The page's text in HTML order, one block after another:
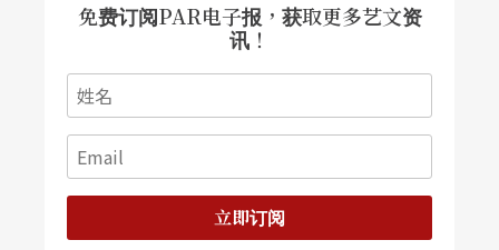
动。「六人组」的另一位成员浦朗克（Francis Pou
1enc，1899－1963），在艺术歌曲的创作上可说是
质量俱丰，然而他颇热中于通俗歌曲，与当时的一
些香颂演唱者，诸如琵亚芙（Édith Piaf）、普兰当
（Yronne Printemps）都相当熟悉，他的创作可说
是为融合艺术歌曲与通俗歌曲提供了一个绝佳的示
免费订阅PAR电子报，获取更多艺文资
讯！
立即订阅